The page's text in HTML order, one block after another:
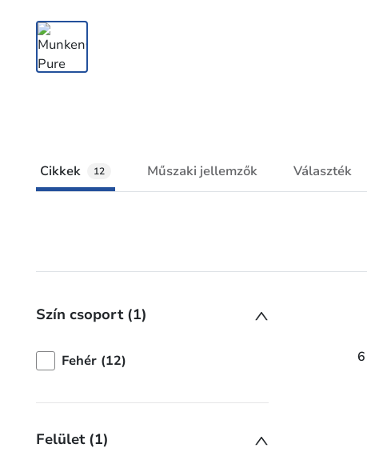
Cikkek 12 Műszaki jellemzők Választék
Szín csoport (1)
Fehér (12)
Felület (1)
6